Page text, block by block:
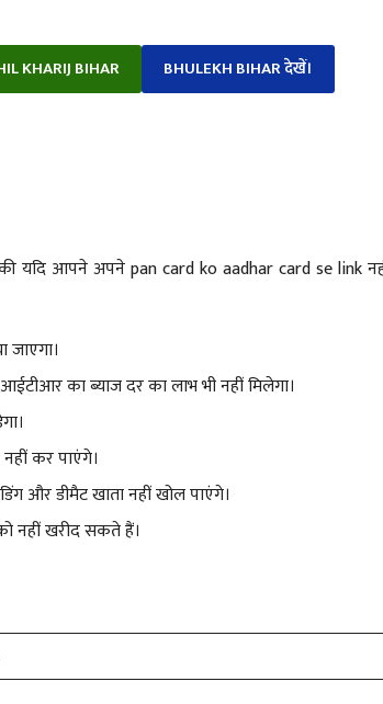
KHARIJ BIHAR BHULEKH BIHAR देखें।
यदि आपने अपने pan card ko aadhar card se link
का ब्याज दर का लाभ भी नहीं मिलेगा।
कर पाएंगे।
और डीमैट खाता नहीं खोल पाएंगे।
नहीं खरीद सकते हैं।